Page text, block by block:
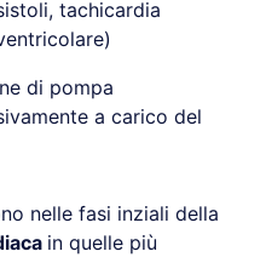
tachicardia
di pompa
a carico del
nelle fasi inziali della
in quelle più